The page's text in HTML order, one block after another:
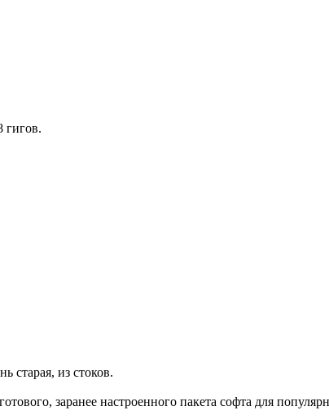
гигов.
старая, из стоков.
заранее настроенного пакета софта для